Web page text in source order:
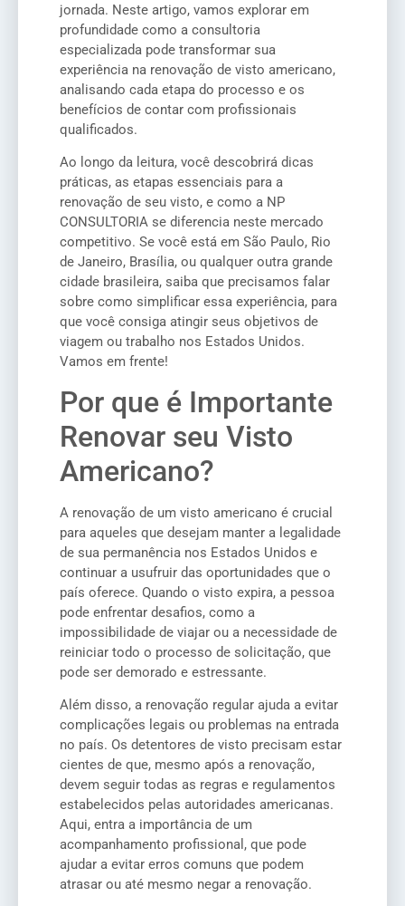
jornada. Neste artigo, vamos explorar em
profundidade como a consultoria
especializada pode transformar sua
experiência na renovação de visto americano,
analisando cada etapa do processo e os
benefícios de contar com profissionais
qualificados.
Ao longo da leitura, você descobrirá dicas
práticas, as etapas essenciais para a
renovação de seu visto, e como a NP
CONSULTORIA se diferencia neste mercado
competitivo. Se você está em São Paulo, Rio
de Janeiro, Brasília, ou qualquer outra grande
cidade brasileira, saiba que precisamos falar
sobre como simplificar essa experiência, para
que você consiga atingir seus objetivos de
viagem ou trabalho nos Estados Unidos.
Vamos em frente!
Por que é Importante
Renovar seu Visto
Americano?
A renovação de um visto americano é crucial
para aqueles que desejam manter a legalidade
de sua permanência nos Estados Unidos e
continuar a usufruir das oportunidades que o
país oferece. Quando o visto expira, a pessoa
pode enfrentar desafios, como a
impossibilidade de viajar ou a necessidade de
reiniciar todo o processo de solicitação, que
pode ser demorado e estressante.
Além disso, a renovação regular ajuda a evitar
complicações legais ou problemas na entrada
no país. Os detentores de visto precisam estar
cientes de que, mesmo após a renovação,
devem seguir todas as regras e regulamentos
estabelecidos pelas autoridades americanas.
Aqui, entra a importância de um
acompanhamento profissional, que pode
ajudar a evitar erros comuns que podem
atrasar ou até mesmo negar a renovação.